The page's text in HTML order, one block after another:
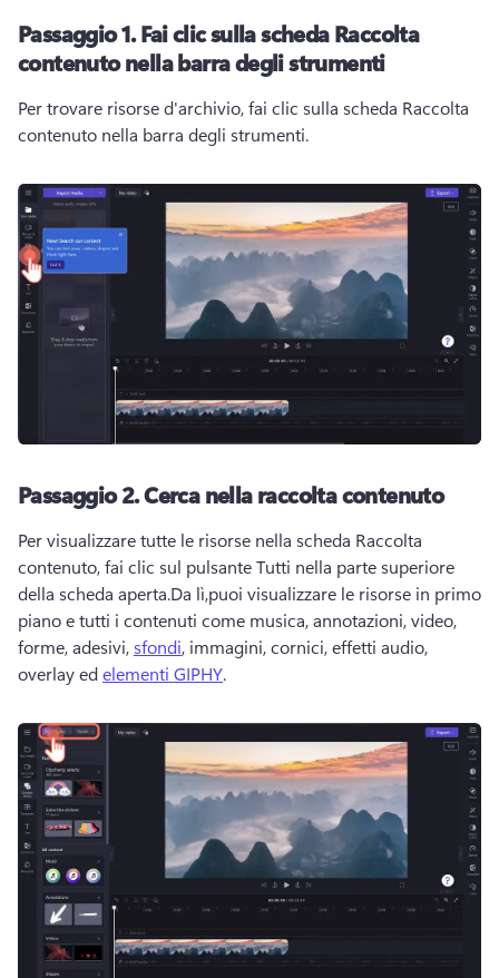
Passaggio 1.Fai clic sulla scheda Raccolta
contenuto nella barra degli strumenti
Per trovare risorse d'archivio, fai clic sulla scheda Raccolta
contenuto nella barra degli strumenti.
Passaggio 2.Cerca nella raccolta contenuto
Per visualizzare tutte le risorse nella scheda Raccolta
contenuto, fai clic sul pulsante Tutti nella parte superiore
della scheda aperta.Da lì,puoi visualizzare le risorse in primo
piano e tutti i contenuti come musica, annotazioni, video,
forme, adesivi, sfondi, immagini, cornici, effetti audio,
overlay ed elementi GIPHY.